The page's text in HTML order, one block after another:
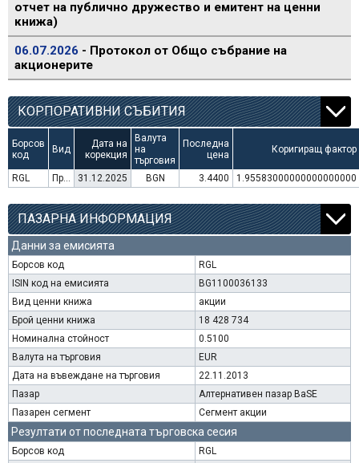
отчет на публично дружество и емитент на ценни
книжа)
06.07.2026 - Протокол от Общо събрание на
акционерите
КОРПОРАТИВНИ СЪБИТИЯ
Борсов
код
Вид
Дата на
корекция
Валута
на
търговия
Последна
цена
Коригиращ фактор
RGL Преминаване към търговия в Евро 31.12.2025 BGN 3.4400 1.95583000000000000000
ПАЗАРНА ИНФОРМАЦИЯ
Данни за емисията
Борсов код
RGL
ISIN код на емисията
BG1100036133
Вид ценни книжа
акции
Брой ценни книжа
18 428 734
Номинална стойност
0.5100
Валута на търговия
EUR
Дата на въвеждане на търговия
22.11.2013
Пазар
Алтернативен пазар BaSE
Пазарен сегмент
Сегмент акции
Резултати от последната търговска сесия
Борсов код
RGL